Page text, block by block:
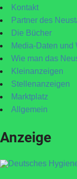
Kontakt
Partner des
Die Bücher
Media-Daten und
Wie man das
Kleinanzeigen
Stellenanzeigen
Marktplatz
Allgemein
Anzeige